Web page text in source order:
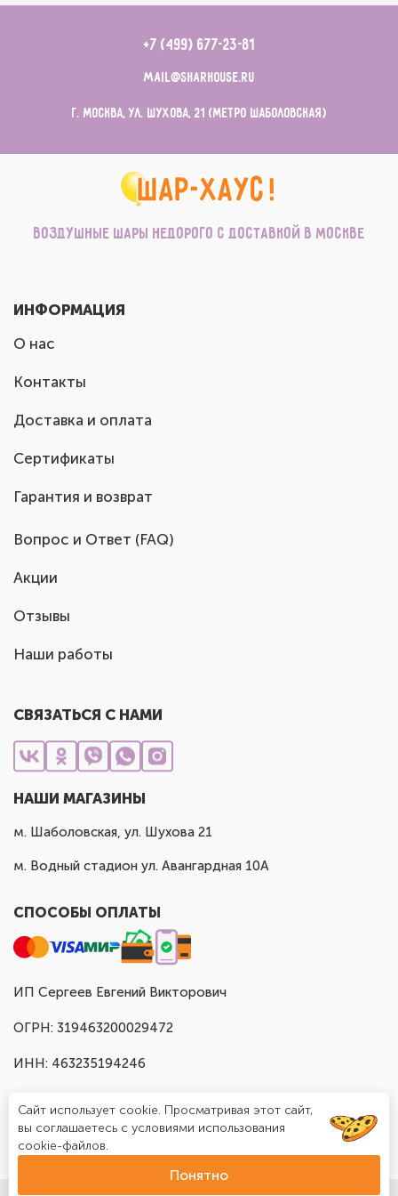
+7 (499) 677-23-81
mail@sharhouse.ru
г. Москва, ул. Шухова, 21 (метро Шаболовская)
Воздушные шары недорого с доставкой в Москве
ИНФОРМАЦИЯ
О нас
Контакты
Доставка и оплата
Сертификаты
Гарантия и возврат
Вопрос и Ответ (FAQ)
Акции
Отзывы
Наши работы
СВЯЗАТЬСЯ С НАМИ
НАШИ МАГАЗИНЫ
м. Шаболовская, ул. Шухова 21
м. Водный стадион ул. Авангардная 10А
СПОСОБЫ ОПЛАТЫ
ИП Сергеев Евгений Викторович
ОГРН: 319463200029472
ИНН: 463235194246
Сайт использует cookie. Просматривая этот сайт,
вы соглашаетесь с условиями использования
cookie-файлов.
Понятно